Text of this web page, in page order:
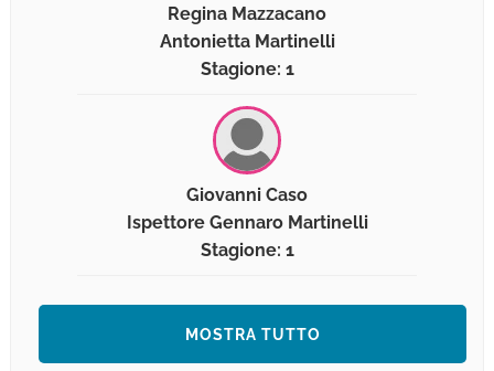
Regina Mazzacano
Antonietta Martinelli
Stagione: 1
Giovanni Caso
Ispettore Gennaro Martinelli
Stagione: 1
MOSTRA TUTTO